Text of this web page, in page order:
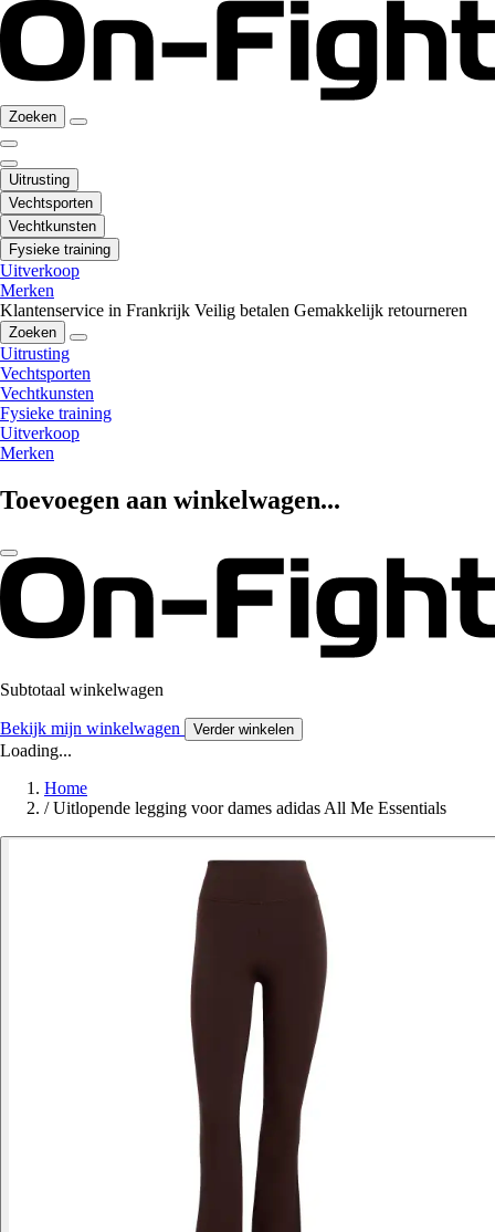
Zoeken
Uitrusting
Vechtsporten
Vechtkunsten
Fysieke training
Uitverkoop
Merken
Klantenservice in Frankrijk Veilig betalen Gemakkelijk retourneren
Zoeken
Uitrusting
Vechtsporten
Vechtkunsten
Fysieke training
Uitverkoop
Merken
Toevoegen aan winkelwagen...
Subtotaal winkelwagen
Bekijk mijn winkelwagen Verder winkelen
Loading...
Home
/ Uitlopende legging voor dames adidas All Me Essentials